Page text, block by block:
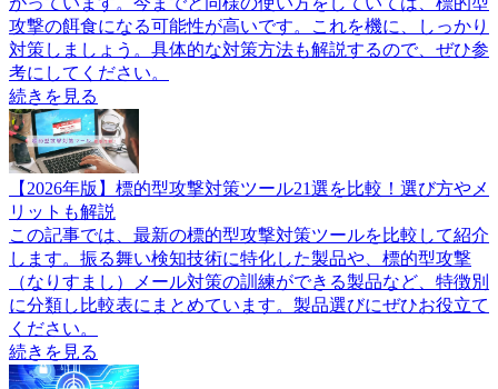
攻撃の餌食になる可能性が高いです。これを機に、しっかり
対策しましょう。具体的な対策方法も解説するので、ぜひ参
考にしてください。
続きを見る
【2026年版】標的型攻撃対策ツール21選を比較！選び方やメ
リットも解説
この記事では、最新の標的型攻撃対策ツールを比較して紹介
します。振る舞い検知技術に特化した製品や、標的型攻撃
（なりすまし）メール対策の訓練ができる製品など、特徴別
に分類し比較表にまとめています。製品選びにぜひお役立て
ください。
続きを見る